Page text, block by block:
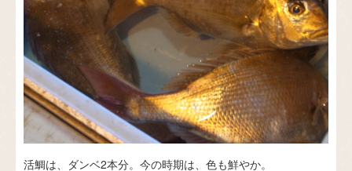
活鯛は、ダンベ2本分。今の時期は、色も鮮やか。